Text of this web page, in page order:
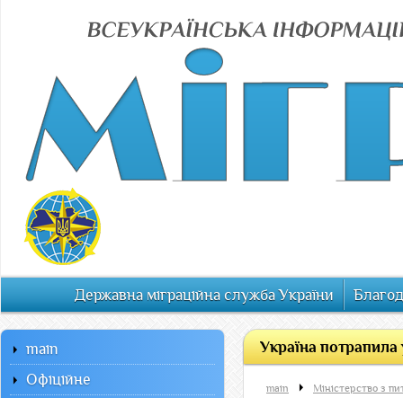
Державна міграційна служба України
Україна потрапила
main
Міністерство з
main
Офiцiйне